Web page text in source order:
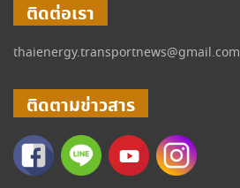
ติดต่อเรา
thaienergy.transportnews@gmail.com
ติดตามข่าวสาร